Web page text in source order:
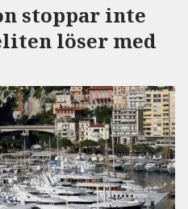
stoppar inte
löser med